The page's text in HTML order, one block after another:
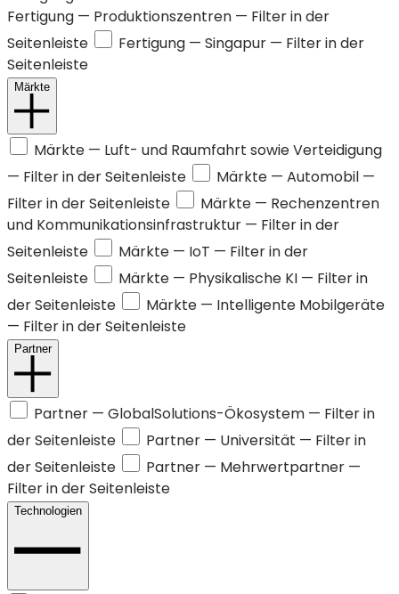
Fertigung — Produktionszentren — Filter in der
Seitenleiste
Fertigung — Singapur — Filter in der
Seitenleiste
Märkte
Märkte — Luft- und Raumfahrt sowie Verteidigung
— Filter in der Seitenleiste
Märkte — Automobil —
Filter in der Seitenleiste
Märkte — Rechenzentren
und Kommunikationsinfrastruktur — Filter in der
Seitenleiste
Märkte — IoT — Filter in der
Seitenleiste
Märkte — Physikalische KI — Filter in
der Seitenleiste
Märkte — Intelligente Mobilgeräte
— Filter in der Seitenleiste
Partner
Partner — GlobalSolutions-Ökosystem — Filter in
der Seitenleiste
Partner — Universität — Filter in
der Seitenleiste
Partner — Mehrwertpartner —
Filter in der Seitenleiste
Technologien